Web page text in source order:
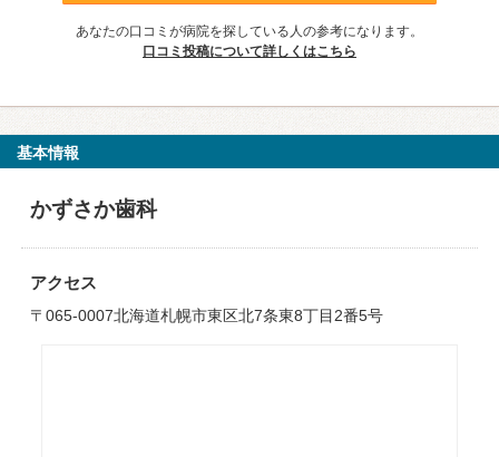
あなたの口コミが病院を探している人の参考になります。
口コミ投稿について詳しくはこちら
基本情報
かずさか歯科
アクセス
〒065-0007北海道札幌市東区北7条東8丁目2番5号